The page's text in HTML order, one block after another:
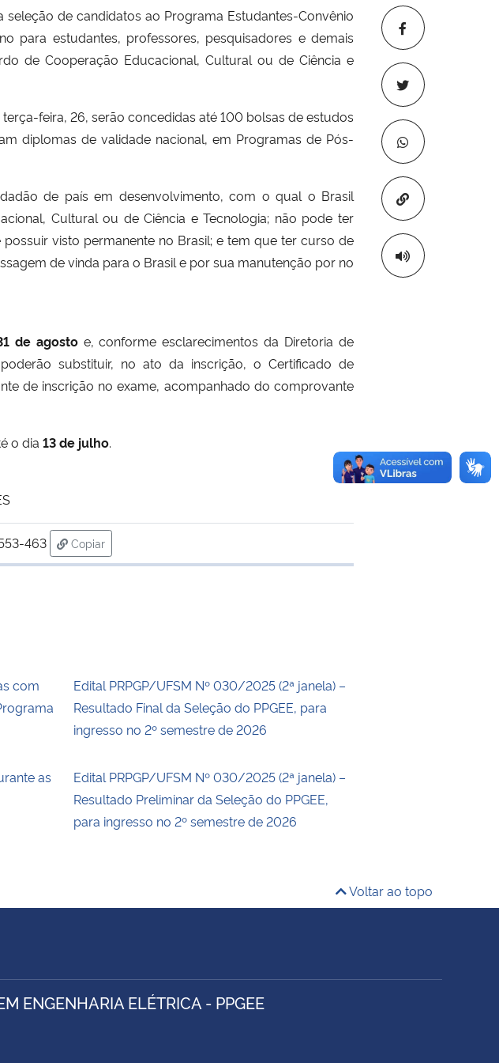
Copiar para
de candidatos ao Programa Estudantes-Convênio
para estudantes, professores, pesquisadores e demais
de Cooperação Educacional, Cultural ou de Ciência e
feira, 26, serão concedidas até 100 bolsas de estudos
diplomas de validade nacional, em Programas de Pós-
de país em desenvolvimento, com o qual o Brasil
Cultural ou de Ciência e Tecnologia; não pode ter
visto permanente no Brasil; e tem que ter curso de
de vinda para o Brasil e por sua manutenção por no
de agostoe, conforme esclarecimentos da Diretoria de
substituir, no ato da inscrição, o Certificado de
de inscrição no exame, acompanhado do comprovante
o dia 13 de julho.
463
Copiar
para área de transferência
com
Edital PRPGP/UFSM Nº 030/2025 (2ª janela) –
Resultado Final da Seleção do PPGEE, para
ingresso no 2º semestre de 2026
as
Edital PRPGP/UFSM Nº 030/2025 (2ª janela) –
Resultado Preliminar da Seleção do PPGEE,
para ingresso no 2º semestre de 2026
Voltar ao topo
ENGENHARIA ELÉTRICA - PPGEE